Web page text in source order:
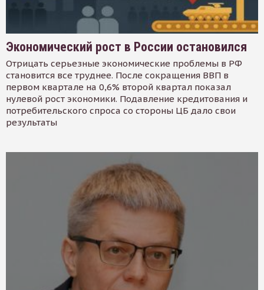
Экономический рост в России остановился
Отрицать серьезные экономические проблемы в РФ
становится все труднее. После сокращения ВВП в
первом квартале на 0,6% второй квартал показал
нулевой рост экономики. Подавление кредитования и
потребительского спроса со стороны ЦБ дало свои
результаты